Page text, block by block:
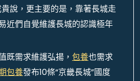
說，更主要的是，靠著長城走
近們自覺維護長城的認識極年
既需求維護弘揚， 包養也需求
包養發布10條“京畿長城”國度